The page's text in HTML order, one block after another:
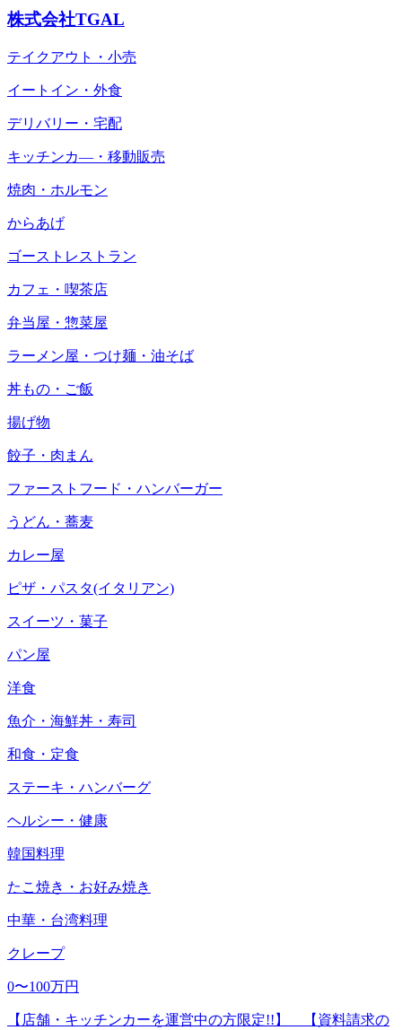
株式会社TGAL
テイクアウト・小売
イートイン・外食
デリバリー・宅配
キッチンカ―・移動販売
焼肉・ホルモン
からあげ
ゴーストレストラン
カフェ・喫茶店
弁当屋・惣菜屋
ラーメン屋・つけ麺・油そば
丼もの・ご飯
揚げ物
餃子・肉まん
ファーストフード・ハンバーガー
うどん・蕎麦
カレー屋
ピザ・パスタ(イタリアン)
スイーツ・菓子
パン屋
洋食
魚介・海鮮丼・寿司
和食・定食
ステーキ・ハンバーグ
ヘルシー・健康
韓国料理
たこ焼き・お好み焼き
中華・台湾料理
クレープ
0〜100万円
【店舗・キッチンカーを運営中の方限定!!】 【資料請求の